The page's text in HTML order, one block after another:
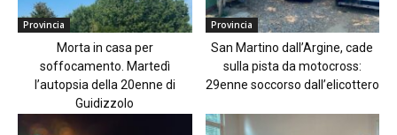
Provincia
Morta in casa per
soffocamento. Martedì
l’autopsia della 20enne di
Guidizzolo
Provincia
San Martino dall’Argine, cade
sulla pista da motocross:
29enne soccorso dall’elicottero